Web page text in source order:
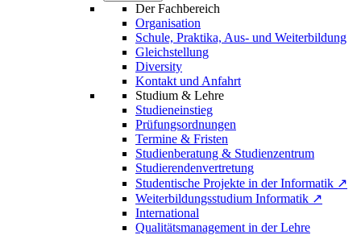
Der Fachbereich
Organisation
Schule, Praktika, Aus- und Weiterbildung
Gleichstellung
Diversity
Kontakt und Anfahrt
Studium & Lehre
Studieneinstieg
Prüfungsordnungen
Termine & Fristen
Studienberatung & Studienzentrum
Studierendenvertretung
Studentische Projekte in der Informatik ↗
Weiterbildungsstudium Informatik ↗
International
Qualitätsmanagement in der Lehre